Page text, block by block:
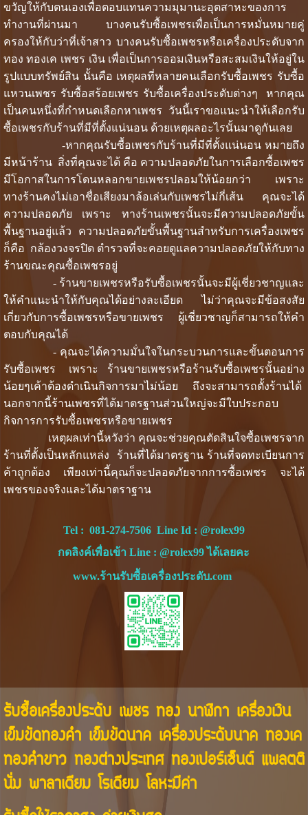
ขวัญให้กับตนเองเพื่อตอบแทนความมุมานะอุตสาหะของการ
ทำงานที่ผ่านมา บางคนรับซื้อเพชรเพื่อเป็นการหมั่นหมายคู่
ครองให้กับว่าที่เจ้าสาว บางคนรับซื้อเพชรหรือเครื่องประดับจาก
ทอง ทองเค เพชร เงิน เพื่อเป็นการออมเงินหรือสะสมเงินให้อยู่ใน
รูปแบบทรัพย์สิน นั้นคือ เหตุผลที่หลายคนเลือกรับซื้อเพชร รับซื้อ
แหวนเพชร รับซื้อสร้อยเพชร รับซื้อเครื่องประดับต่างๆ หากคุณ
เป็นคนหนึ่งที่กำหนดเลือกหาเพชร วันนี้เราขอแนะนำให้เลือกรับ
ซื้อเพชรกับร้านที่มีที่ตั้งแน่นอน ด้วยเหตุผลอะไรนั้นมาดูกันเลย
-หากคุณรับซื้อเพชรกับร้านที่มีที่ตั้งแน่นอน หมายถึง
มีหน้าร้าน สิ่งที่คุณจะได้ คือ ความปลอดภัยในการเลือกซื้อเพชร
มีโอกาสในการโดนหลอกขายเพชรปลอมให้น้อยกว่า เพราะ
ทางร้านคงไม่เอาชื่อเสียงมาล้อเล่นกับเพชรไม่กี่เส้น คุณจะได้
ความปลอดภัย เพราะ ทางร้านเพชรนั้นจะมีความปลอดภัยขั้น
พื้นฐานอยู่แล้ว ความปลอดภัยขั้นพื้นฐานสำหรับการเครื่องเพชร
ก็คือ กล้องวงจรปิด ตำรวจที่จะคอยดูแลความปลอดภัยให้กับทาง
ร้านขณะคุณซื้อเพชรอยู่
- ร้านขายเพชรหรือรับซื้อเพชรนั้นจะมีผู้เชี่ยวชาญและ
ให้คำแนะนำให้กับคุณได้อย่างละเอียด ไม่ว่าคุณจะมีข้อสงสัย
เกี่ยวกับการซื้อเพชรหรือขายเพชร ผู้เชี่ยวชาญก็สามารถให้คำ
ตอบกับคุณได้
- คุณจะได้ความมั่นใจในกระบวนการและขั้นตอนการ
รับซื้อเพชร เพราะ ร้านขายเพชรหรือร้านรับซื้อเพชรนั้นอย่าง
น้อยๆเค้าต้องดำเนินกิจการมาไม่น้อย ถึงจะสามารถตั้งร้านได้
นอกจากนี้ร้านเพชรที่ได้มาตรฐานส่วนใหญ่จะมีใบประกอบ
กิจการการรับซื้อเพชรหรือขายเพชร
เหตุผลเท่านี้หวังว่า คุณจะช่วยคุณตัดสินใจซื้อเพชรจาก
ร้านที่ตั้งเป็นหลักแหล่ง ร้านที่ได้มาตรฐาน ร้านที่จดทะเบียนการ
ค้าถูกต้อง เพียงเท่านี้คุณก็จะปลอดภัยจากการซื้อเพชร จะได้
เพชรของจริงและได้มาตราฐาน
Tel : 081-274-7506Line Id : @rolex99
กดลิงค์เพื่อเข้า Line : @rolex99 ได้เลยคะ
www.ร้านรับซื้อเครื่องประดับ.com
รับซื้อเครื่องประดับ เพชร ทอง นาฬิกา เครื่องเงิน
เข็มขัดทองคำ เข็มขัดนาค เครื่องประดับนาค ทองเค
ทองคำขาว ทองต่างประเทศ ทองเปอร์เซ็นต์ แพลตติ
นั่ม พาลาเดียม โรเดียม โลหะมีค่า